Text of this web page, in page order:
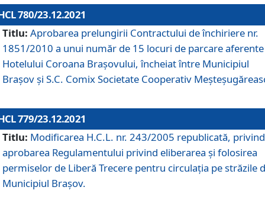
780/23.12.2021
Titlu: Aprobarea prelungirii Contractului de închiriere nr.
1851/2010 a unui număr de 15 locuri de parcare aferente
Hotelului Coroana Brașovului, încheiat între Municipiul
Braşov şi S.C. Comix Societate Cooperativ
779/23.12.2021
Titlu: Modificarea H.C.L. nr. 243/2005 republicată, privind
aprobarea Regulamentului privind eliberarea şi folosirea
permiselor de Liberă Trecere pentru circulația pe străzile
Municipiul Braşov.